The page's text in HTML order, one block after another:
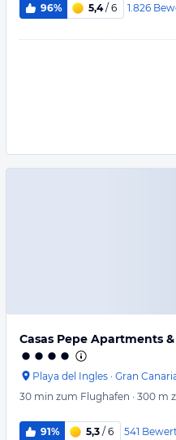
96% 5,4/ 6 1.826
Casas Pepe Apartments
Playa del Ingles · Gran
30 min zum Flughafen · 300 m
91% 5,3 / 6 541